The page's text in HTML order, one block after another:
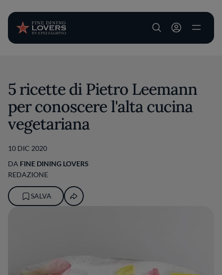
User account
5 ricette di Pietro Leemann
per conoscere l'alta cucina
vegetariana
10 DIC 2020
DA FINE DINING LOVERS
REDAZIONE
SALVA